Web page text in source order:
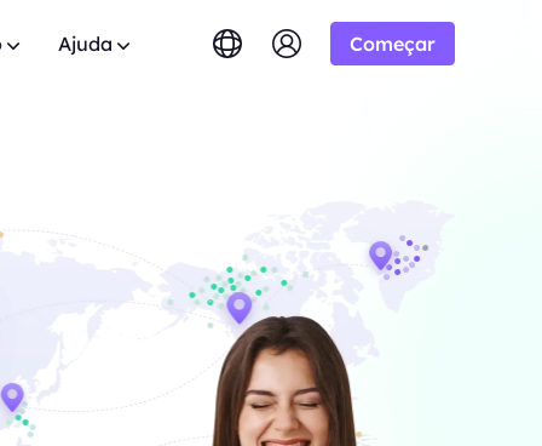
real do
e áudio do
Yandex
Youtube
Amazon
Facebook
Instagram
1K resultados
1K resultados
COMEÇANDO EM
seus negócios e
Teste Gratuito
para boas cooperações
ofertas.
Ajuda
respostas instantâneas.
guias passo a passo para configurar e
proxy.
controle total e automação para seus
proxy
Começar